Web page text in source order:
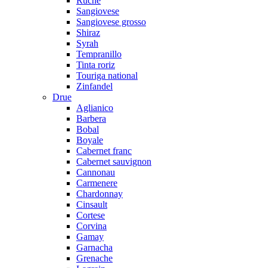
Sangiovese
Sangiovese grosso
Shiraz
Syrah
Tempranillo
Tinta roriz
Touriga national
Zinfandel
Drue
Aglianico
Barbera
Bobal
Boyale
Cabernet franc
Cabernet sauvignon
Cannonau
Carmenere
Chardonnay
Cinsault
Cortese
Corvina
Gamay
Garnacha
Grenache